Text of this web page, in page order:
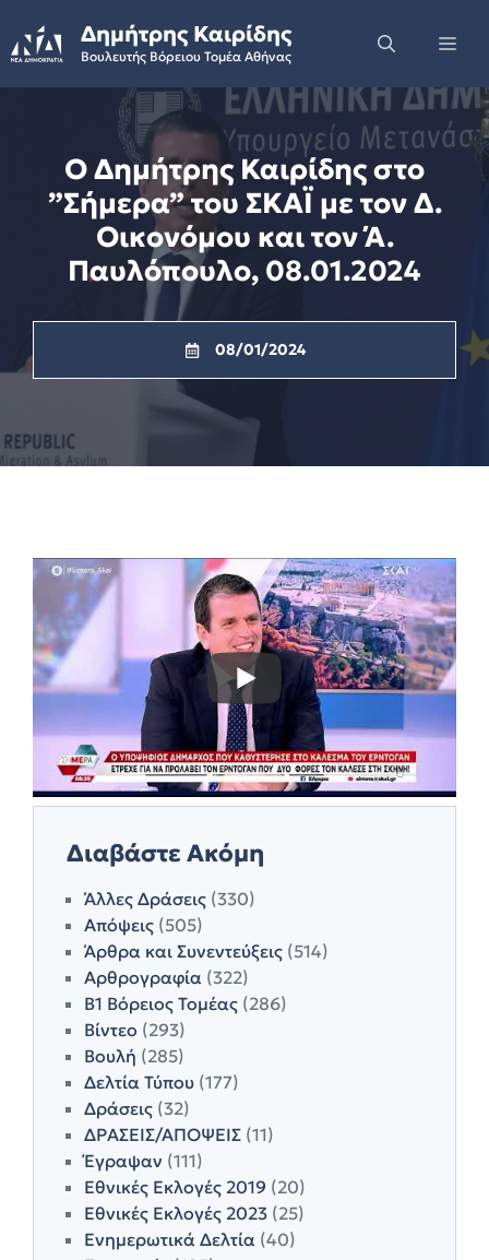
to
content
Δημήτρης Καιρίδης
Βουλευτής Βόρειου Τομέα Αθήνας
Ο Δημήτρης Καιρίδης στo
”Σήμερα” του ΣΚΑΪ με τον Δ.
Οικονόμου και τον Ά.
Παυλόπουλο, 08.01.2024
08/01/2024
Διαβάστε Ακόμη
Άλλες Δράσεις (330)
Απόψεις (505)
Άρθρα και Συνεντεύξεις (514)
Αρθρογραφία (322)
Β1 Βόρειος Τομέας (286)
Βίντεο (293)
Βουλή (285)
Δελτία Τύπου (177)
Δράσεις (32)
ΔΡΑΣΕΙΣ/ΑΠΟΨΕΙΣ (11)
Έγραψαν (111)
Εθνικές Εκλογές 2019 (20)
Εθνικές Εκλογές 2023 (25)
Ενημερωτικά Δελτία (40)